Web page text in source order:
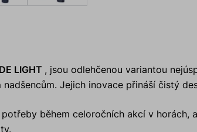
LIGHT , jsou odlehčenou variantou
Jejich inovace přináší čistý
během celoročních akcí v horách,